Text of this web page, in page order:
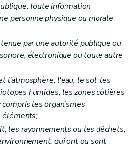
toute information
personne physique ou morale
par une autorité publique ou
électronique ou toute autre
l'atmosphère, l'eau, le sol, les
humides, les zones côtières
les organismes
éléments;
les rayonnements ou les déchets,
qui ont ou sont